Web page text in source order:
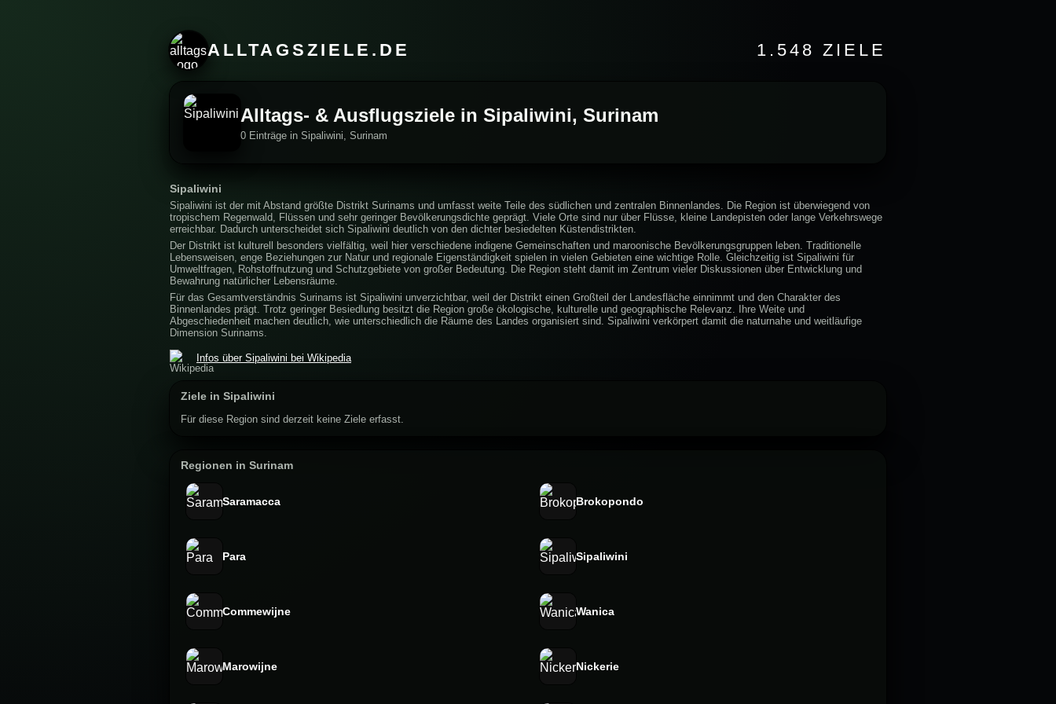
ALLTAGSZIELE.DE 1.548 ZIELE
Alltags- & Ausflugsziele in Sipaliwini, Surinam
0 Einträge in Sipaliwini, Surinam
Sipaliwini
Sipaliwini ist der mit Abstand größte Distrikt Surinams und umfasst weite Teile des südlichen und zentralen Binnenlandes. Die Region ist überwiegend von
tropischem Regenwald, Flüssen und sehr geringer Bevölkerungsdichte geprägt. Viele Orte sind nur über Flüsse, kleine Landepisten oder lange Verkehrswege
erreichbar. Dadurch unterscheidet sich Sipaliwini deutlich von den dichter besiedelten Küstendistrikten.
Der Distrikt ist kulturell besonders vielfältig, weil hier verschiedene indigene Gemeinschaften und maroonische Bevölkerungsgruppen leben. Traditionelle
Lebensweisen, enge Beziehungen zur Natur und regionale Eigenständigkeit spielen in vielen Gebieten eine wichtige Rolle. Gleichzeitig ist Sipaliwini für
Umweltfragen, Rohstoffnutzung und Schutzgebiete von großer Bedeutung. Die Region steht damit im Zentrum vieler Diskussionen über Entwicklung und
Bewahrung natürlicher Lebensräume.
Für das Gesamtverständnis Surinams ist Sipaliwini unverzichtbar, weil der Distrikt einen Großteil der Landesfläche einnimmt und den Charakter des
Binnenlandes prägt. Trotz geringer Besiedlung besitzt die Region große ökologische, kulturelle und geographische Relevanz. Ihre Weite und
Abgeschiedenheit machen deutlich, wie unterschiedlich die Räume des Landes organisiert sind. Sipaliwini verkörpert damit die naturnahe und weitläufige
Dimension Surinams.
Infos über Sipaliwini bei Wikipedia
Ziele in Sipaliwini
Für diese Region sind derzeit keine Ziele erfasst.
Regionen in Surinam
Saramacca Brokopondo
Para Sipaliwini
Commewijne Wanica
Marowijne Nickerie